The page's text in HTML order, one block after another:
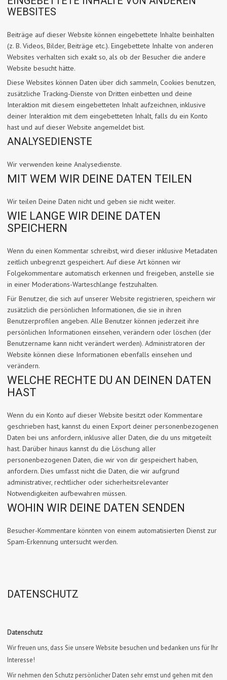
WEBSITES
Beiträge auf dieser Website können eingebettete Inhalte beinhalten
(z. B. Videos, Bilder, Beiträge etc.). Eingebettete Inhalte von anderen
Websites verhalten sich exakt so, als ob der Besucher die andere
Website besucht hätte.
Diese Websites können Daten über dich sammeln, Cookies benutzen,
zusätzliche Tracking-Dienste von Dritten einbetten und deine
Interaktion mit diesem eingebetteten Inhalt aufzeichnen, inklusive
deiner Interaktion mit dem eingebetteten Inhalt, falls du ein Konto
hast und auf dieser Website angemeldet bist.
ANALYSEDIENSTE
Wir verwenden keine Analysedienste.
MIT WEM WIR DEINE DATEN TEILEN
Wir teilen Deine Daten nicht und geben sie nicht weiter.
WIE LANGE WIR DEINE DATEN
SPEICHERN
Wenn du einen Kommentar schreibst, wird dieser inklusive Metadaten
zeitlich unbegrenzt gespeichert. Auf diese Art können wir
Folgekommentare automatisch erkennen und freigeben, anstelle sie
in einer Moderations-Warteschlange festzuhalten.
Für Benutzer, die sich auf unserer Website registrieren, speichern wir
zusätzlich die persönlichen Informationen, die sie in ihren
Benutzerprofilen angeben. Alle Benutzer können jederzeit ihre
persönlichen Informationen einsehen, verändern oder löschen (der
Benutzername kann nicht verändert werden). Administratoren der
Website können diese Informationen ebenfalls einsehen und
verändern.
WELCHE RECHTE DU AN DEINEN DATEN
HAST
Wenn du ein Konto auf dieser Website besitzt oder Kommentare
geschrieben hast, kannst du einen Export deiner personenbezogenen
Daten bei uns anfordern, inklusive aller Daten, die du uns mitgeteilt
hast. Darüber hinaus kannst du die Löschung aller
personenbezogenen Daten, die wir von dir gespeichert haben,
anfordern. Dies umfasst nicht die Daten, die wir aufgrund
administrativer, rechtlicher oder sicherheitsrelevanter
Notwendigkeiten aufbewahren müssen.
WOHIN WIR DEINE DATEN SENDEN
Besucher-Kommentare könnten von einem automatisierten Dienst zur
Spam-Erkennung untersucht werden.
DATENSCHUTZ
Datenschutz
Wir freuen uns, dass Sie unsere Website besuchen und bedanken uns für Ihr
Interesse!
Wir nehmen den Schutz persönlicher Daten sehr ernst und gehen mit den